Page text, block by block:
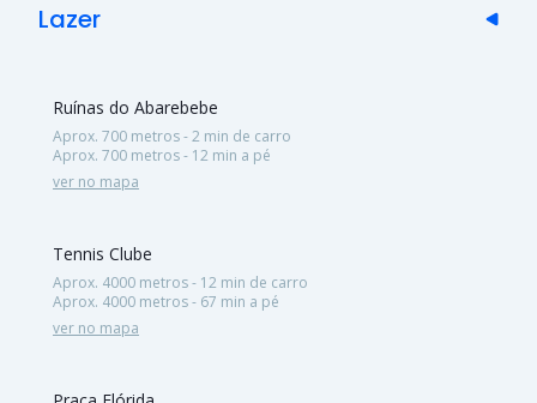
Lazer
Ruínas do Abarebebe
Aprox. 700 metros - 2 min de carro
Aprox. 700 metros - 12 min a pé
ver no mapa
Tennis Clube
Aprox. 4000 metros - 12 min de carro
Aprox. 4000 metros - 67 min a pé
ver no mapa